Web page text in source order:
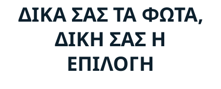
ΔΙΚΑ ΣΑΣ ΤΑ ΦΩΤΑ,
ΔΙΚΗ ΣΑΣ Η
ΕΠΙΛΟΓΗ